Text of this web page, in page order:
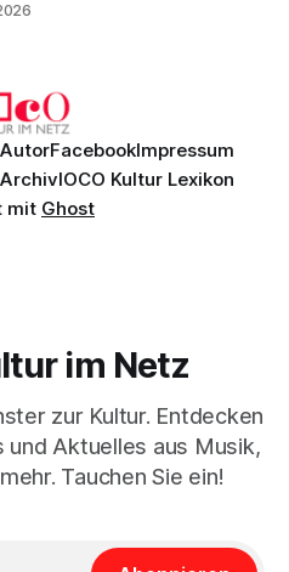
Wiesbaden, an dem
FacebookImpressum
ArchivIOCO Kultur Lexikon
mit Ghost
im Netz
zur Kultur. Entdecken
Aktuelles aus Musik,
Tauchen Sie ein!